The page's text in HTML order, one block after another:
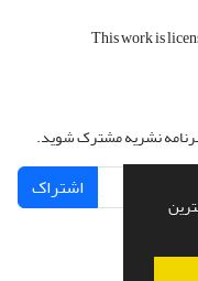
This work is
نشریه مشترک شوید.
اشتراک